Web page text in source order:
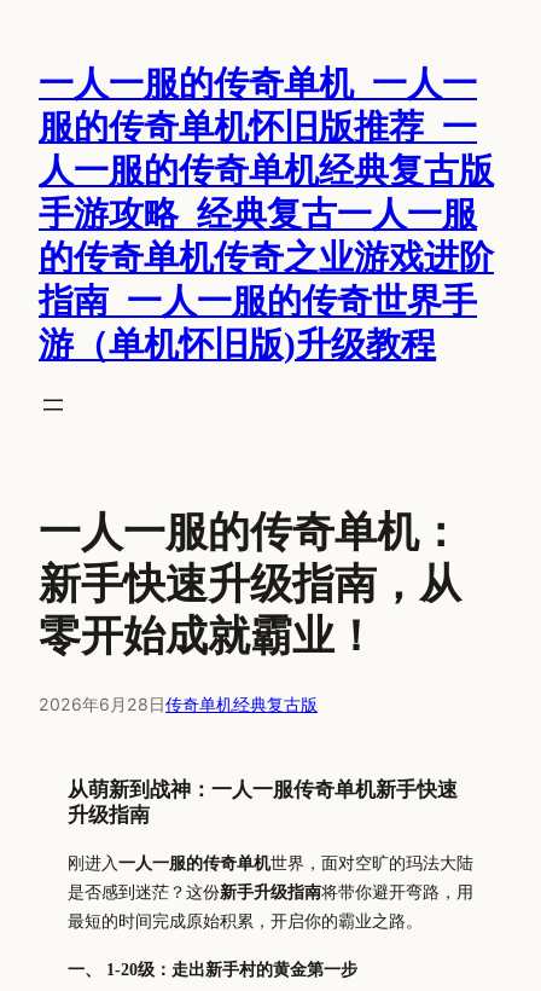
一人一服的传奇单机_一人一
服的传奇单机怀旧版推荐_一
人一服的传奇单机经典复古版
手游攻略_经典复古一人一服
的传奇单机传奇之业游戏进阶
指南_一人一服的传奇世界手
游（单机怀旧版)升级教程
一人一服的传奇单机：
新手快速升级指南，从
零开始成就霸业！
2026年6月28日传奇单机经典复古版
从萌新到战神：一人一服传奇单机新手快速
升级指南
刚进入一人一服的传奇单机世界，面对空旷的玛法大陆
是否感到迷茫？这份新手升级指南将带你避开弯路，用
最短的时间完成原始积累，开启你的霸业之路。
一、 1-20级：走出新手村的黄金第一步